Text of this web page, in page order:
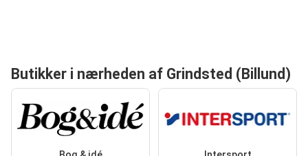
Butikker i nærheden af Grindsted (Billund)